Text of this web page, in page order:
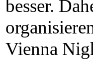
besser.
Vienna